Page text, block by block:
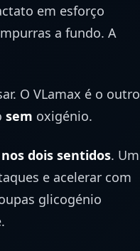
em esforço
a fundo. A
O VLamax é o outro
sem oxigénio.
dois sentidos. Um
e acelerar com
glicogénio